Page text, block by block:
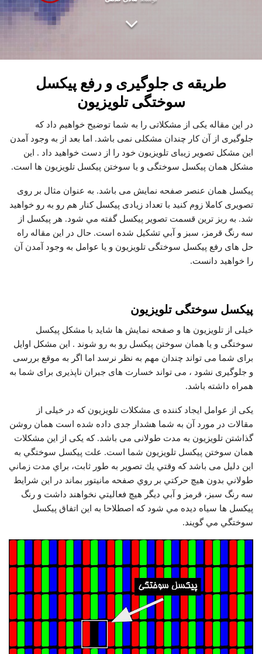
طریقه ی جلوگیری و رفع پیکسل
سوختگی تلویزیون
در این مقاله یکی از مشکلاتی را به شما توضیح خواهیم داد که
جلوگیری از آن کار چندان مشکلی نمی باشد. اما بعد از به وجود آمدن
این مشکل تصویر زیبای تلویزیون خود را از دست خواهید داد . این
مشکل همان پیکسل سوختگی و یا سوختن پیکسل تلویزیون ها است.
پیکسل همان عنصر صفحه نمایش می باشد. به عنوان مثال بر روی
تصویری کاملا زوم کنید با تعداد زیادی پیکسل کنار هم رو به رو خواهید
شد. به ريز ترين قسمت تصوير پيكسل گفته مي شود. هر پيكسل از
سه رنگ قرمز، سبز و آبي تشکیل شده است. حال در این مقاله راه
حل های رفع پیکسل سوختگی تلویزیون و یا عوامل به وجود آمدن آن
را خواهید دانست.
پیکسل سوختگی تلویزیون
خیلی از تلویزیون ها و صفحه نمایش ها شاید با مشکل پیکسل
سوختگی و یا همان سوختن پیکسل رو به رو شوند . این مشکل اوایل
برای شما می تواند چندان مهم به نظر نرسد اما اگر به موقع بررسی
و جلوگیری نشود ، می تواند خسارت های جبران ناپذیری برای شما به
همراه داشته باشد.
یکی از عوامل ایجاد کننده ی مشکلات تلویزیون که در خیلی از
مقالات در مورد آن به شما هشدار جدی داده شده است همان روشن
گذاشتن تلویزیون به مدت طولانی می باشد. که یکی از این مشکلات
همان سوختن پیکسل تلویزیون شما است. علت پيكسل سوختگي به
این دلیل می باشد كه وقتي يك تصوير به طور ثابت، براي مدت زماني
طولاني بدون هيچ حركتي بر روي صفحه مانيتور بماند در اين شرايط
سه رنگ سبز، قرمز و آبي ديگر هيچ فعاليتي نخواهند داشت و رنگ
پيكسل ها سياه ديده مي شود كه اصطلاحا به اين اتفاق پيكسل
سوختگي مي گويند.